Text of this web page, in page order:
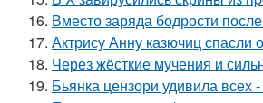
16. Вместо заряда бодрости
17. Актрису Анну казючиц спасли
18. Через жёсткие мучения и
19. Бьянка цензори удивила всех